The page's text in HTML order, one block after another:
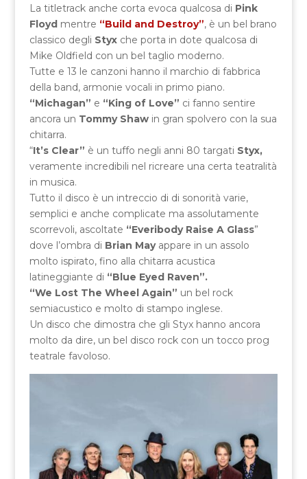
La titletrack anche corta evoca qualcosa di Pink
Floydmentre “Build and Destroy”, è un bel brano
classico degli Styx che porta in dote qualcosa di
Mike Oldfield con un bel taglio moderno.
Tutte e 13 le canzoni hanno il marchio di fabbrica
della band, armonie vocali in primo piano.
“Michagan” e “King of Love” ci fanno sentire
ancora un Tommy Shaw in gran spolvero con la sua
chitarra.
“It’s Clear” è un tuffo negli anni 80 targati Styx,
veramente incredibili nel ricreare una certa teatralità
in musica.
Tutto il disco è un intreccio di di sonorità varie,
semplici e anche complicate ma assolutamente
scorrevoli, ascoltate “Everibody Raise A Glass”
dove l’ombra di Brian Mayappare in un assolo
molto ispirato, fino alla chitarra acustica
latineggiante di “Blue Eyed Raven”.
“We Lost The Wheel Again” un bel rock
semiacustico e molto di stampo inglese.
Un disco che dimostra che gli Styx hanno ancora
molto da dire, un bel disco rock con un tocco prog
teatrale favoloso.